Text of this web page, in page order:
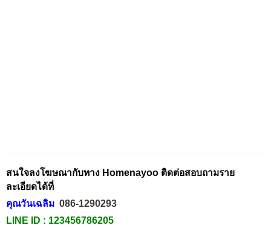
สนใจลงโฆษณากับทาง Homenayoo ติดต่อสอบถามราย
ละเอียดได้ที่
คุณวันเฉลิม 086-1290293
LINE ID : 123456786205